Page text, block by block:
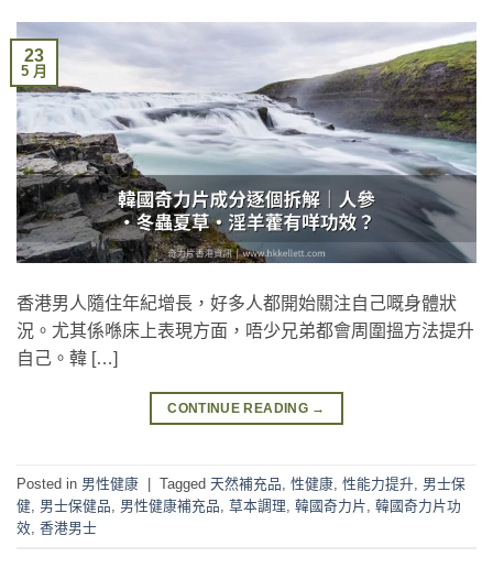
23
5 月
香港男人隨住年紀增長，好多人都開始關注自己嘅身體狀
況。尤其係喺床上表現方面，唔少兄弟都會周圍搵方法提升
自己。韓 […]
CONTINUE READING →
Posted in 男性健康 | Tagged 天然補充品 性健康 性能力提升 男士保
健 男士保健品 男性健康補充品 草本調理 韓國奇力片 韓國奇力片功
效 香港男士